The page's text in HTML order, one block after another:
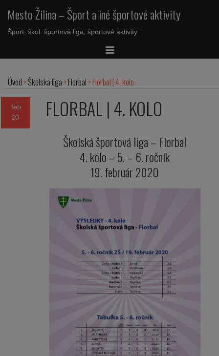
Mesto Žilina – Šport a iné športové aktivity
Šport, škol. športová liga, športové aktivity
Úvod >Školská liga >Florbal >Florbal | 4. kolo
feb
20
FLORBAL | 4. KOLO
Školská športová liga – Florbal
4. kolo – 5. – 6. ročník
19. február 2020